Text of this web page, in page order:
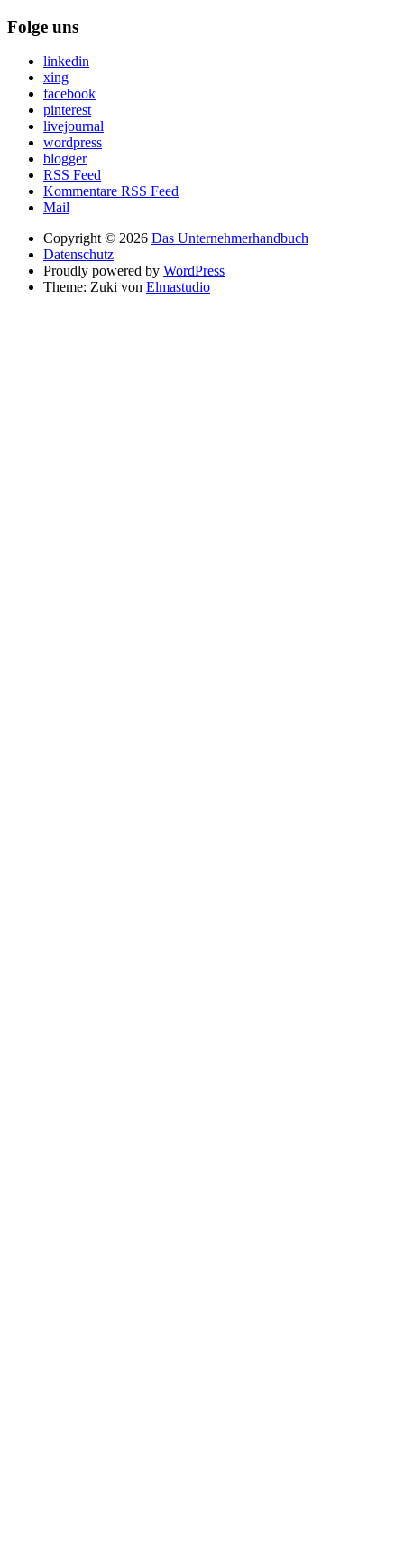
Folge uns
linkedin
xing
facebook
pinterest
livejournal
wordpress
blogger
RSS Feed
Kommentare RSS Feed
Mail
Copyright © 2026 Das Unternehmerhandbuch
Datenschutz
Proudly powered by WordPress
Theme: Zuki von Elmastudio